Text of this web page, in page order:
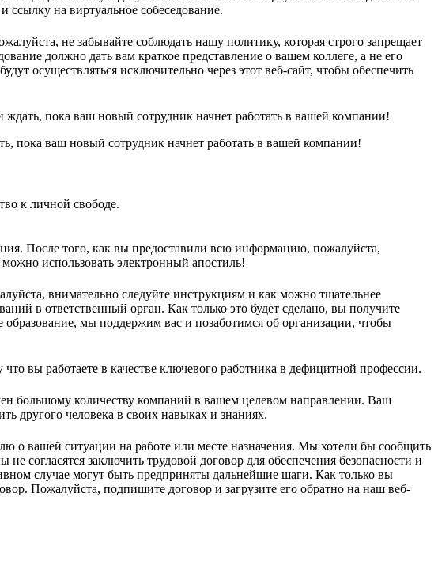
на виртуальное собеседование.
не забывайте соблюдать нашу политику, которая строго запрещает
должно дать вам краткое представление о вашем коллеге, а не его
осуществляться исключительно через этот веб-сайт, чтобы обеспечить
пока ваш новый сотрудник начнет работать в вашей компании!
пока ваш новый сотрудник начнет работать в вашей компании!
к личной свободе.
После того, как вы предоставили всю информацию, пожалуйста,
использовать электронный апостиль!
внимательно следуйте инструкциям и как можно тщательнее
в ответственный орган. Как только это будет сделано, вы получите
мы поддержим вас и позаботимся об организации, чтобы
вы работаете в качестве ключевого работника в дефицитной профессии.
большому количеству компаний в вашем целевом направлении. Ваш
другого человека в своих навыках и знаниях.
о вашей ситуации на работе или месте назначения. Мы хотели бы сообщить
согласятся заключить трудовой договор для обеспечения безопасности и
случае могут быть предприняты дальнейшие шаги. Как только вы
Пожалуйста, подпишите договор и загрузите его обратно на наш веб-